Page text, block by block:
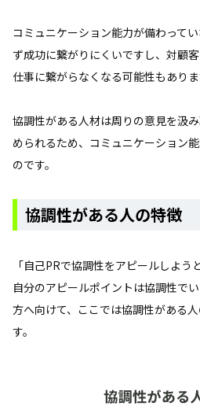
コミュニケーション能力が備わって
ず成功に繋がりにくいですし、対顧
仕事に繋がらなくなる可能性もありま
協調性がある人材は周りの意見を汲
められるため、コミュニケーション
のです。
協調性がある人の特徴
「自己PRで協調性をアピールしよう
自分のアピールポイントは協調性で
方へ向けて、ここでは協調性がある
す。